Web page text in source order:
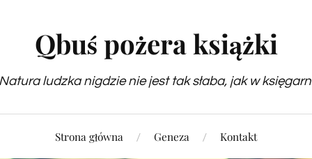
Qbuś pożera książki
ludzka nigdzie nie jest tak słaba, jak w
Strona główna Geneza Kontakt